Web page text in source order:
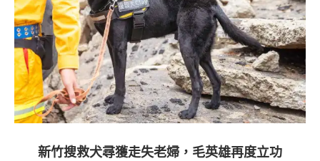
新竹搜救犬尋獲走失老婦，毛英雄再度立功